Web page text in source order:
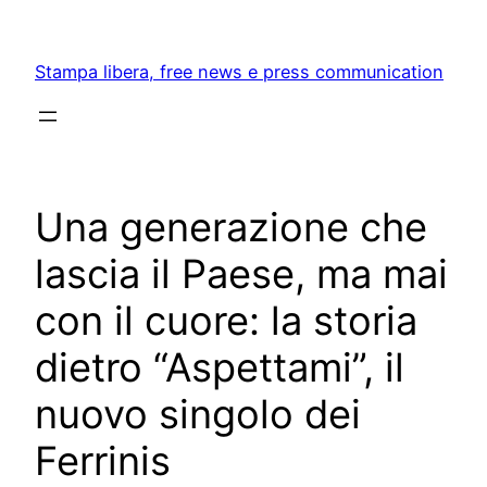
content
Stampa libera, free news e press communication
Una generazione che
lascia il Paese, ma mai
con il cuore: la storia
dietro “Aspettami”, il
nuovo singolo dei
Ferrinis